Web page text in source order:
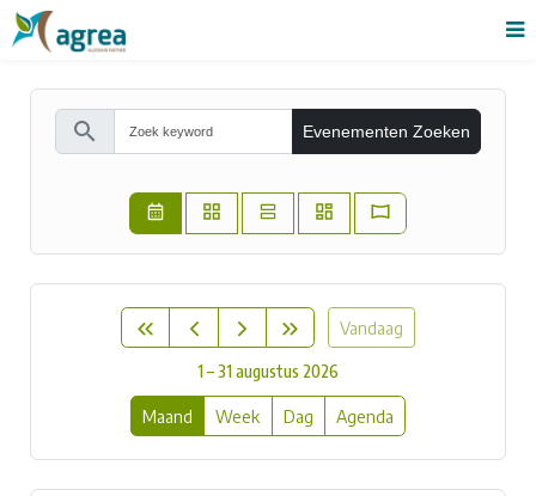
search Evenementen Zoeken
Vandaag
1 – 31 augustus 2026
Maand Week Dag Agenda